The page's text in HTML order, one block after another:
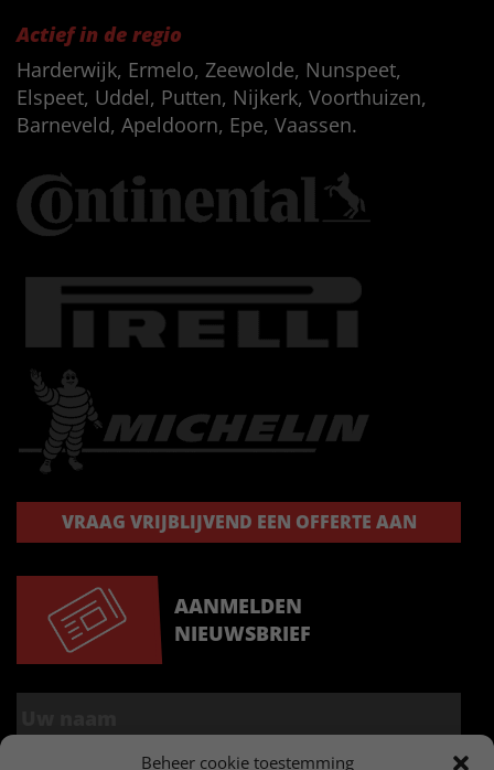
Beheer cookie toestemming
Actief in de regio
Harderwijk, Ermelo, Zeewolde, Nunspeet,
Elspeet, Uddel, Putten, Nijkerk, Voorthuizen,
Barneveld, Apeldoorn, Epe, Vaassen.
VRAAG VRIJBLIJVEND EEN OFFERTE AAN
AANMELDEN
NIEUWSBRIEF